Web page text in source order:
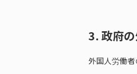
3. 政府
外国人労働